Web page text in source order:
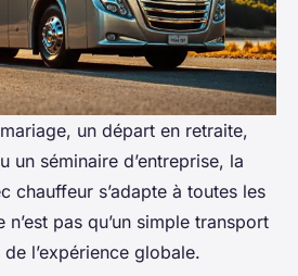
un départ en retraite,
un séminaire d’entreprise, la
chauffeur s’adapte à toutes les
pas qu’un simple transport
l’expérience globale.